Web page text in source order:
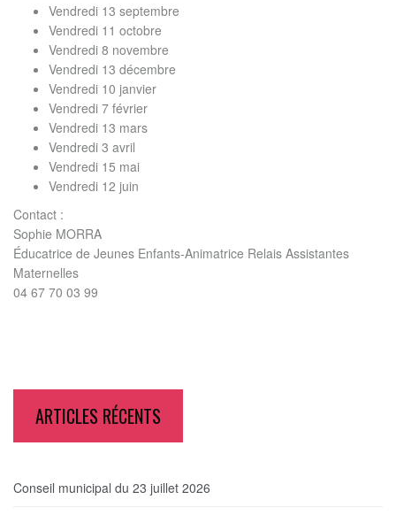
Vendredi 13 septembre
Vendredi 11 octobre
Vendredi 8 novembre
Vendredi 13 décembre
Vendredi 10 janvier
Vendredi 7 février
Vendredi 13 mars
Vendredi 3 avril
Vendredi 15 mai
Vendredi 12 juin
Contact :
Sophie MORRA
Éducatrice de Jeunes Enfants-Animatrice Relais Assistantes
Maternelles
04 67 70 03 99
ARTICLES RÉCENTS
Conseil municipal du 23 juillet 2026